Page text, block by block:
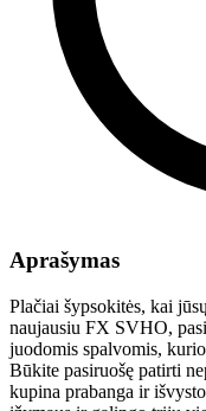
Aprašymas
Plačiai šypsokitės, kai
naujausiu FX SVHO,
juodomis spalvomis,
Būkite pasiruošę patirti
kupina prabanga ir